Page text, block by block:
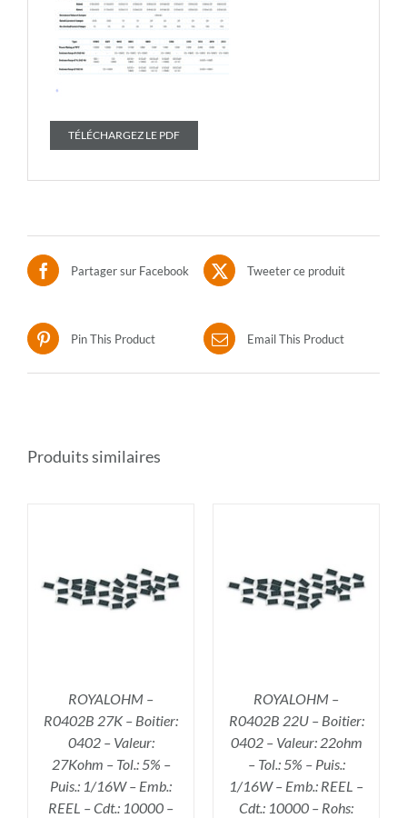
TÉLÉCHARGEZ LE PDF
Partager sur Facebook Tweeter ce produit
Pin This Product Email This Product
Produits similaires
ROYALOHM –
R0402B 27K – Boitier:
0402 – Valeur:
27Kohm – Tol.: 5% –
Puis.: 1/16W – Emb.:
REEL – Cdt.: 10000 –
AJOUTER AU PANIER
/
DÉTAILS
ROYALOHM –
R0402B 22U – Boitier:
0402 – Valeur: 22ohm
– Tol.: 5% – Puis.:
1/16W – Emb.: REEL –
Cdt.: 10000 – Rohs: